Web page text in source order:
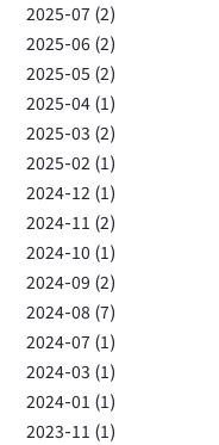
2025-07 (2)
2025-06 (2)
2025-05 (2)
2025-04 (1)
2025-03 (2)
2025-02 (1)
2024-12 (1)
2024-11 (2)
2024-10 (1)
2024-09 (2)
2024-08 (7)
2024-07 (1)
2024-03 (1)
2024-01 (1)
2023-11 (1)